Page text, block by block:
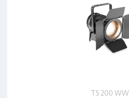
TS 200 WW